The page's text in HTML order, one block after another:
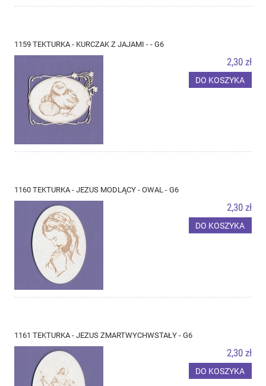
1159 TEKTURKA - KURCZAK Z JAJAMI - - G6
2,30 zł
DO KOSZYKA
1160 TEKTURKA - JEZUS MODLĄCY - OWAL - G6
2,30 zł
DO KOSZYKA
1161 TEKTURKA - JEZUS ZMARTWYCHWSTAŁY - G6
2,30 zł
DO KOSZYKA